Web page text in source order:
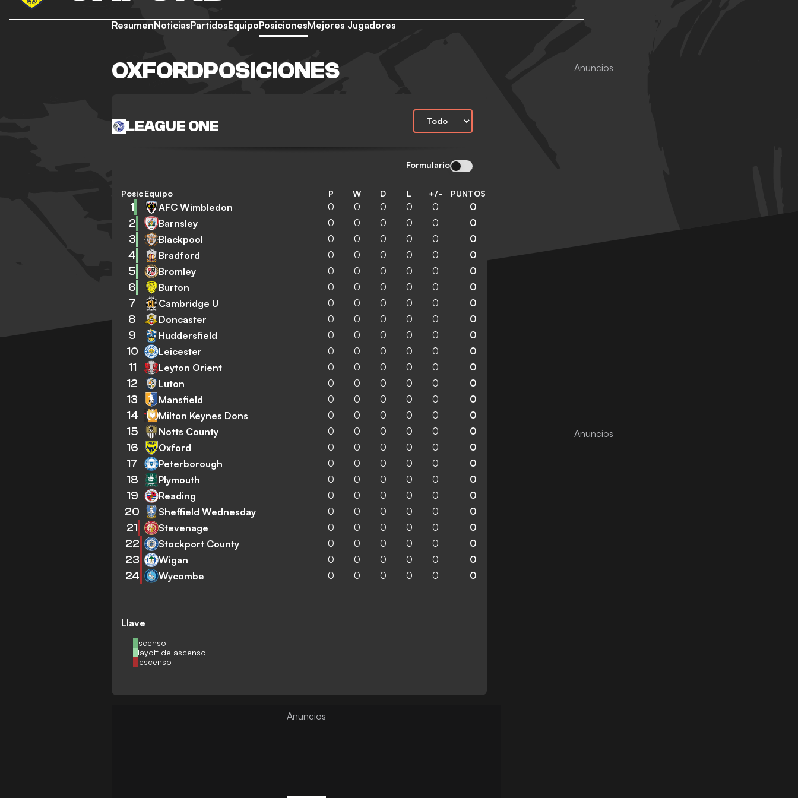
ResumenNoticiasPartidosEquipoPosicionesMejores Jugadores
OXFORDPOSICIONES
LEAGUE ONE
Formulario
Llave
Ascenso
Playoff de ascenso
Descenso
PosiciónEquipo P W D L +/- PUNTOS
1 AFC Wimbledon 0 0 0 0 0 0
2 Barnsley 0 0 0 0 0 0
3 Blackpool 0 0 0 0 0 0
4 Bradford 0 0 0 0 0 0
5 Bromley 0 0 0 0 0 0
6 Burton 0 0 0 0 0 0
7 Cambridge U 0 0 0 0 0 0
8 Doncaster 0 0 0 0 0 0
9 Huddersfield 0 0 0 0 0 0
10 Leicester 0 0 0 0 0 0
11 Leyton Orient 0 0 0 0 0 0
12 Luton 0 0 0 0 0 0
13 Mansfield 0 0 0 0 0 0
14 Milton Keynes Dons 0 0 0 0 0 0
15 Notts County 0 0 0 0 0 0
16 Oxford 0 0 0 0 0 0
17 Peterborough 0 0 0 0 0 0
18 Plymouth 0 0 0 0 0 0
19 Reading 0 0 0 0 0 0
20 Sheffield Wednesday 0 0 0 0 0 0
21 Stevenage 0 0 0 0 0 0
22 Stockport County 0 0 0 0 0 0
23 Wigan 0 0 0 0 0 0
24 Wycombe 0 0 0 0 0 0